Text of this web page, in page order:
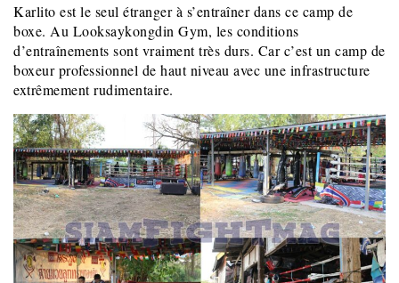
Karlito est le seul étranger à s’entraîner dans ce camp de
boxe. Au Looksaykongdin Gym, les conditions
d’entraînements sont vraiment très durs. Car c’est un camp de
boxeur professionnel de haut niveau avec une infrastructure
extrêmement rudimentaire.